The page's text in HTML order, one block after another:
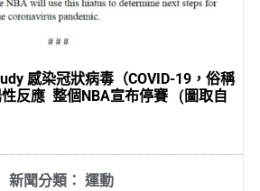
感染冠狀病毒（COVID-19，俗稱
性反應 整個NBA宣布停賽 (圖取自
新聞分類： 運動